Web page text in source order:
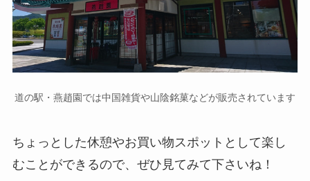
道の駅・燕趙園では中国雑貨や山陰銘菓などが販売されています
ちょっとした休憩やお買い物スポットとして楽し
むことができるので、ぜひ見てみて下さいね！